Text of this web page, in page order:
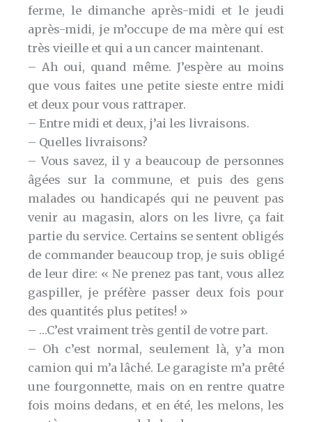
ferme, le dimanche après-midi et le jeudi
après-midi, je m’occupe de ma mère qui est
très vieille et qui a un cancer maintenant.
– Ah oui, quand même. J’espère au moins
que vous faites une petite sieste entre midi
et deux pour vous rattraper.
– Entre midi et deux, j’ai les livraisons.
– Quelles livraisons?
– Vous savez, il y a beaucoup de personnes
âgées sur la commune, et puis des gens
malades ou handicapés qui ne peuvent pas
venir au magasin, alors on les livre, ça fait
partie du service. Certains se sentent obligés
de commander beaucoup trop, je suis obligé
de leur dire: « Ne prenez pas tant, vous allez
gaspiller, je préfère passer deux fois pour
des quantités plus petites! »
– …C’est vraiment très gentil de votre part.
– Oh c’est normal, seulement là, y’a mon
camion qui m’a lâché. Le garagiste m’a prêté
une fourgonnette, mais on en rentre quatre
fois moins dedans, et en été, les melons, les